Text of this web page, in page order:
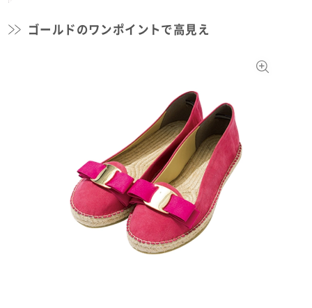
ゴールドのワンポイントで高見え